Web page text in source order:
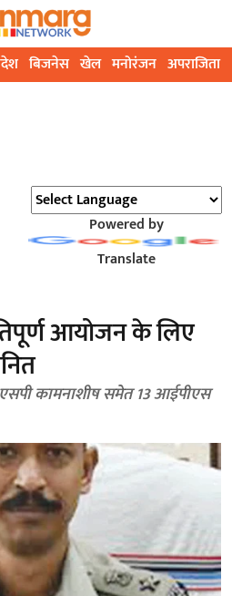
बिजनेस खेल मनोरंजन अपराजिता
Powered by
Translate
आयोजन के लिए
कामनाशीष समेत 13 आईपीएस